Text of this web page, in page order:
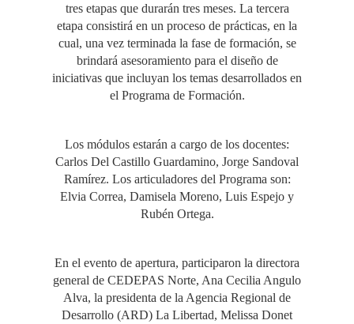
tres etapas que durarán tres meses. La tercera
etapa consistirá en un proceso de prácticas, en la
cual, una vez terminada la fase de formación, se
brindará asesoramiento para el diseño de
iniciativas que incluyan los temas desarrollados en
el Programa de Formación.
Los módulos estarán a cargo de los docentes:
Carlos Del Castillo Guardamino, Jorge Sandoval
Ramírez. Los articuladores del Programa son:
Elvia Correa, Damisela Moreno, Luis Espejo y
Rubén Ortega.
En el evento de apertura, participaron la directora
general de CEDEPAS Norte, Ana Cecilia Angulo
Alva, la presidenta de la Agencia Regional de
Desarrollo (ARD) La Libertad, Melissa Donet